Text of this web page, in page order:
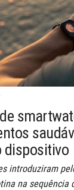
dispositivo
introduziram
na sequência